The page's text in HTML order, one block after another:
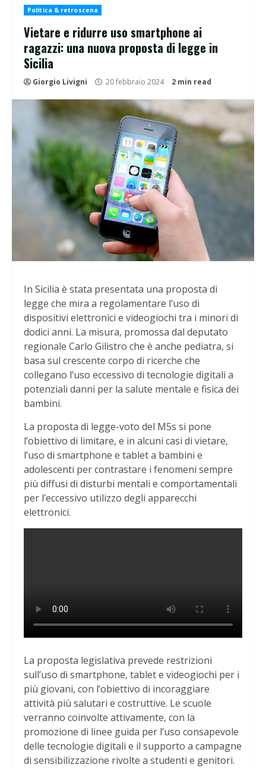
Politica & retroscena
Vietare e ridurre uso smartphone ai
ragazzi: una nuova proposta di legge in
Sicilia
Giorgio Livigni 20 febbraio 2024 2 min read
In Sicilia è stata presentata una proposta di
legge che mira a regolamentare l’uso di
dispositivi elettronici e videogiochi tra i minori di
dodici anni. La misura, promossa dal deputato
regionale Carlo Gilistro che è anche pediatra, si
basa sul crescente corpo di ricerche che
collegano l’uso eccessivo di tecnologie digitali a
potenziali danni per la salute mentale e fisica dei
bambini.
La proposta di legge-voto del M5s si pone
l’obiettivo di limitare, e in alcuni casi di vietare,
l’uso di smartphone e tablet a bambini e
adolescenti per contrastare i fenomeni sempre
più diffusi di disturbi mentali e comportamentali
per l’eccessivo utilizzo degli apparecchi
elettronici.
La proposta legislativa prevede restrizioni
sull’uso di smartphone, tablet e videogiochi per i
più giovani, con l’obiettivo di incoraggiare
attività più salutari e costruttive. Le scuole
verranno coinvolte attivamente, con la
promozione di linee guida per l’uso consapevole
delle tecnologie digitali e il supporto a campagne
di sensibilizzazione rivolte a studenti e genitori.